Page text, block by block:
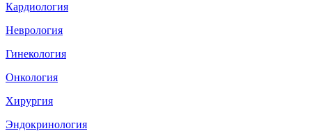
Кардиология
Неврология
Гинекология
Онкология
Хирургия
Эндокринология